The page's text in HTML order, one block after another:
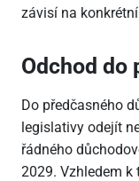
závisí na
Odchod do
Do předčasného
legislativy odejít
řádného
2029. Vzhledem k